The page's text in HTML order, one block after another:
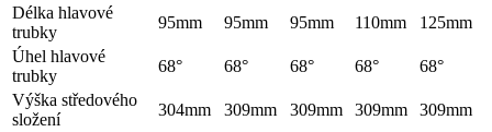
Délka hlavové
trubky
95mm 95mm 95mm 110mm
125mm
Úhel hlavové
trubky
68° 68° 68° 68°
68°
Výška středového
složení
304mm 309mm 309mm 309mm
309mm